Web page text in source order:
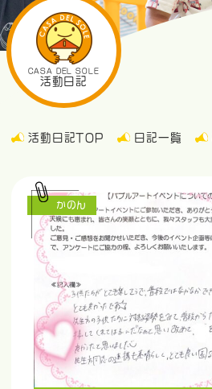
CASA DEL SOLE
活動日記
活動日記TOP 日記一覧
かのん